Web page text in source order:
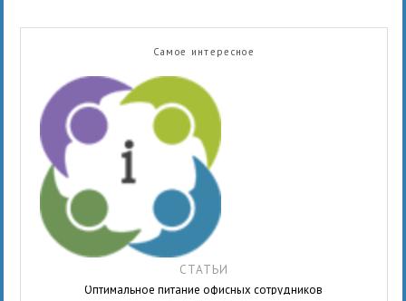
Самое интересное
СТАТЬИ
Оптимальное питание офисных сотрудников